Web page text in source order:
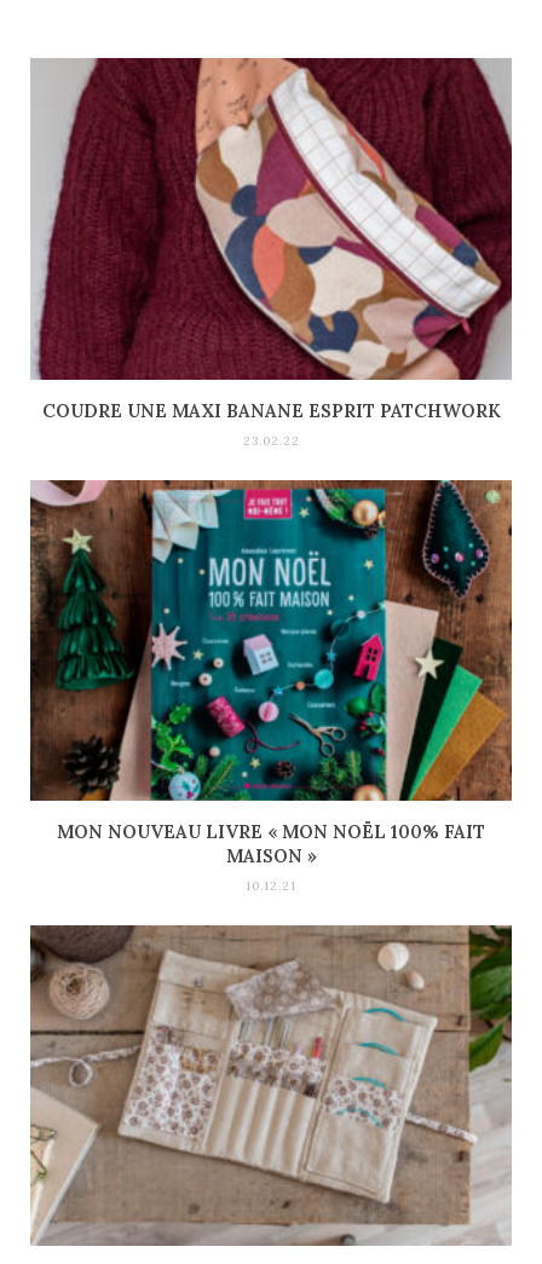
COUDRE UNE MAXI BANANE ESPRIT PATCHWORK
23.02.22
MON NOUVEAU LIVRE « MON NOËL 100% FAIT
MAISON »
10.12.21